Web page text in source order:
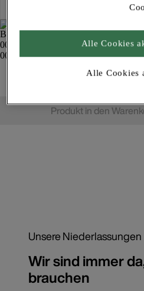
anmelden
Ansaugsystem, flexibel
Zubehör Spritz- und
Produkt in den
Unsere Niederlassungen
Wir sind immer
brauchen
Alle Cookies
Alle Cookies